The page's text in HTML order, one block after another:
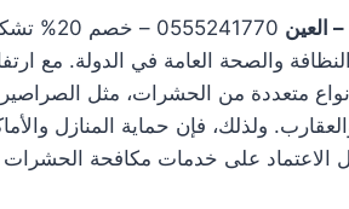
العين
والصحة العامة في الدولة. مع
أنواع متعددة من الحشرات، مثل
ولذلك، فإن حماية المنازل
الاعتماد على خدمات مكافحة